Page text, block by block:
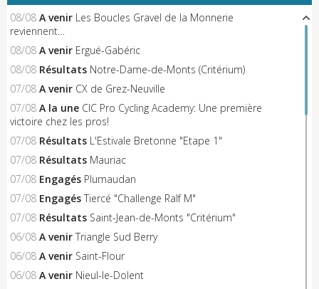
08/08 A venir Les Boucles Gravel de la Monnerie
reviennent…
08/08 A venir Ergué-Gabéric
08/08 Résultats Notre-Dame-de-Monts (Critérium)
07/08 A venir CX de Grez-Neuville
07/08 A la une CIC Pro Cycling Academy: Une première
victoire chez les pros!
07/08 Résultats L'Estivale Bretonne "Etape 1"
07/08 Résultats Mauriac
07/08 Engagés Plumaudan
07/08 Engagés Tiercé "Challenge Ralf M"
07/08 Résultats Saint-Jean-de-Monts "Critérium"
06/08 A venir Triangle Sud Berry
06/08 A venir Saint-Flour
06/08 A venir Nieul-le-Dolent